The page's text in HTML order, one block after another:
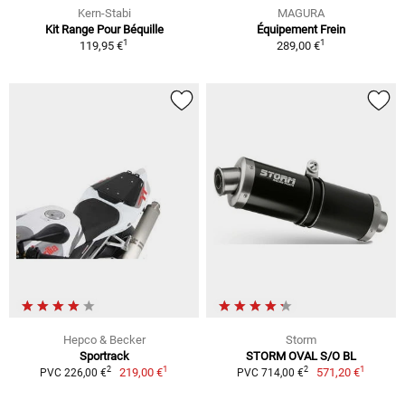
Kern-Stabi
Kit Range Pour Béquille
119,95 €1
MAGURA
Équipement Frein
289,00 €1
Hepco & Becker
Sportrack
PVC 226,00 €2 219,00 €1
Storm
STORM OVAL S/O BL
PVC 714,00 €2 571,20 €1